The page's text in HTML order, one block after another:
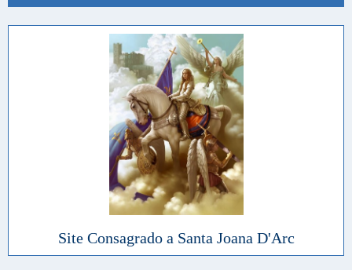
Site Consagrado a Santa Joana D'Arc